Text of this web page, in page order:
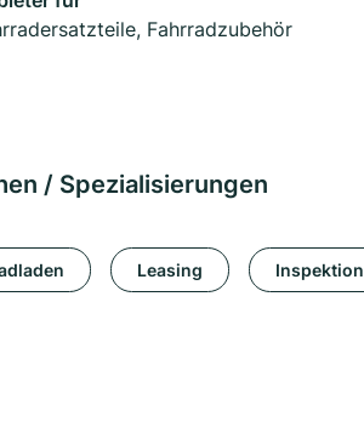
Fahrradzubehör
/ Spezialisierungen
Leasing Inspektion